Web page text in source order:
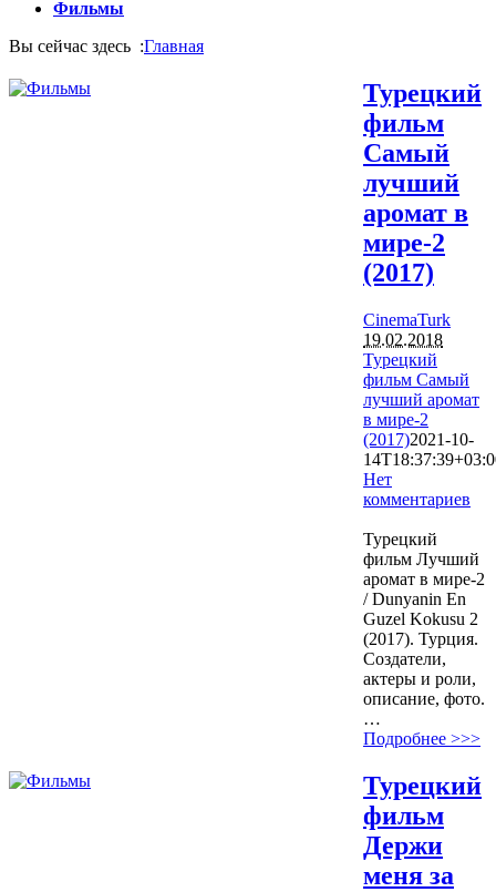
Фильмы
Вы сейчас здесь :Главная
Турецкий
фильм
Самый
лучший
аромат в
мире-2
(2017)
CinemaTurk
19.02.2018
Турецкий
фильм Самый
лучший аромат
в мире-2
(2017)2021-10-
Нет
комментариев
Турецкий
фильм Лучший
аромат в мире-2
/ Dunyanin En
Guzel Kokusu 2
(2017). Турция.
Создатели,
актеры и роли,
описание, фото.
…
Подробнее >>>
Турецкий
фильм
Держи
меня за